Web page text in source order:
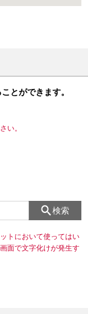
とができます。
い。
検索
トにおいて使ってはい
面で文字化けが発生す